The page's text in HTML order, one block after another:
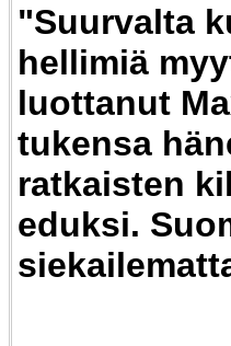
"Suurvalta
hellimiä
luottanut
tukensa
ratkaisten
eduksi.